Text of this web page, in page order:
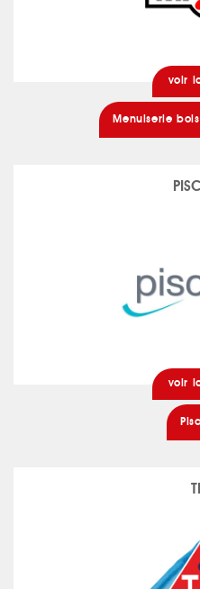
voir
Menuiserie
voir